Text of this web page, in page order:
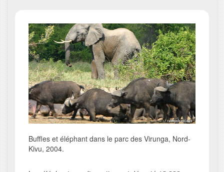
Buffles et éléphant dans le parc des Virunga, Nord-
Kivu, 2004.